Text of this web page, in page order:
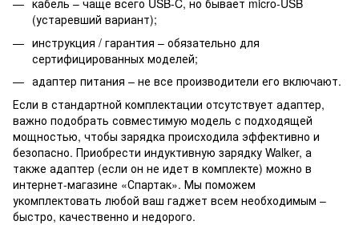
кабель – чаще всего USB-C, но бывает micro-USB
(устаревший вариант);
инструкция / гарантия – обязательно для
сертифицированных моделей;
адаптер питания – не все производители его включают.
Если в стандартной комплектации отсутствует адаптер,
важно подобрать совместимую модель с подходящей
мощностью, чтобы зарядка происходила эффективно и
безопасно. Приобрести индуктивную зарядку Walker, а
также адаптер (если он не идет в комплекте) можно в
интернет-магазине «Спартак». Мы поможем
укомплектовать любой ваш гаджет всем необходимым –
быстро, качественно и недорого.